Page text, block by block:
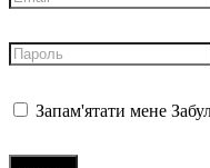
Запам'ятати мене